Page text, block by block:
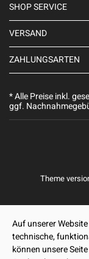
SHOP SERVICE
VERSAND
ZAHLUNGSARTEN
* Alle Preise inkl.
ggf.
Theme
Auf unserer
technische,
können unsere